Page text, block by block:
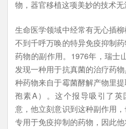
物，器官移植这项美妙的技术无
生命医学领域中经常有无心插
不到千呼万唤的特异免疫抑制
药物的副作用。1976年，瑞士
发现一种用于抗真菌的治疗药
种药物来自于霉菌酵解产物里
孢素A）。这个报导吸引了英
意，他立刻意识到这种副作用
专用于免疫抑制的药物，因此